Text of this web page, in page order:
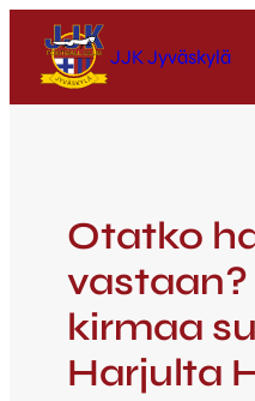
JJK Jyväskylä
Otatko
vastaan?
kirmaa
Harjulta